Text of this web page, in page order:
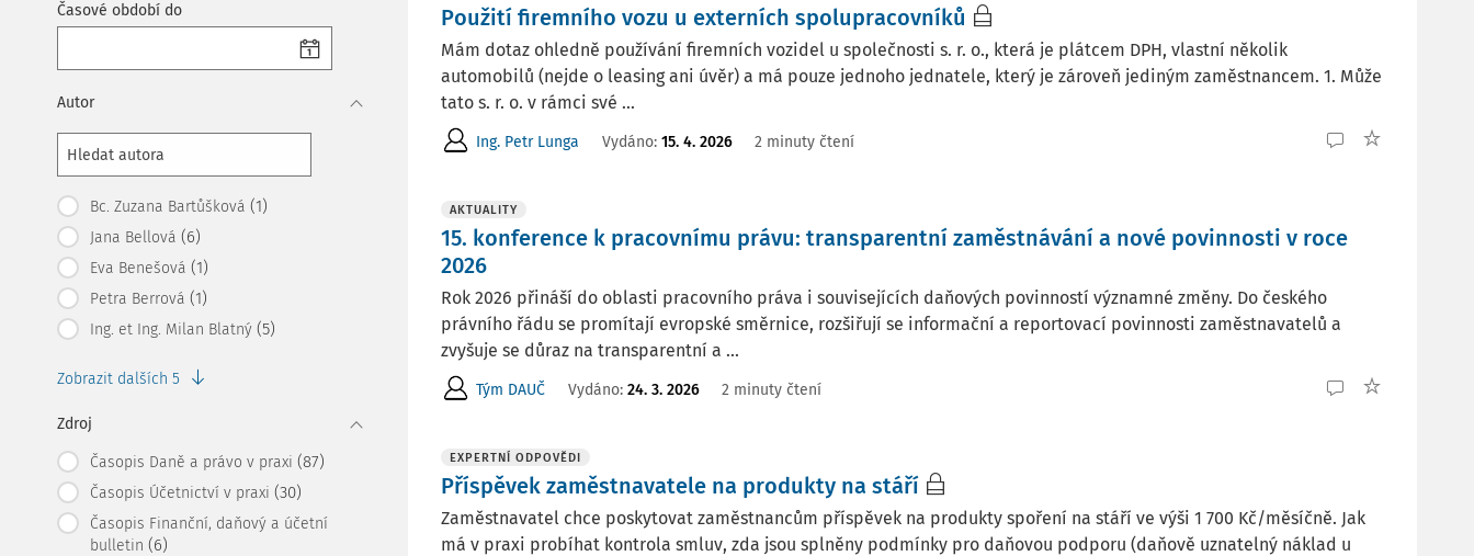
Časové období do
Autor
Bc. Zuzana Bartůšková (1)
Jana Bellová (6)
Eva Benešová (1)
Petra Berrová (1)
Ing. et Ing. Milan Blatný (5)
Zobrazit dalších 5
Zdroj
Časopis Daně a právo v praxi (87)
Časopis Účetnictví v praxi (30)
Časopis Finanční, daňový a účetní
bulletin (6)
Použití firemního vozu u externích spolupracovníků
Mám dotaz ohledně používání firemních vozidel u společnosti s. r. o., která je plátcem DPH, vlastní několik
automobilů (nejde o leasing ani úvěr) a má pouze jednoho jednatele, který je zároveň jediným zaměstnancem. 1. Může
tato s. r. o. v rámci své ...
Ing. Petr Lunga Vydáno: 15. 4. 2026 2 minuty čtení
AKTUALITY
15. konference k pracovnímu právu: transparentní zaměstnávání a nové povinnosti v roce
2026
Rok 2026 přináší do oblasti pracovního práva i souvisejících daňových povinností významné změny. Do českého
právního řádu se promítají evropské směrnice, rozšiřují se informační a reportovací povinnosti zaměstnavatelů a
zvyšuje se důraz na transparentní a ...
Tým DAUČ Vydáno: 24. 3. 2026 2 minuty čtení
EXPERTNÍ ODPOVĚDI
Příspěvek zaměstnavatele na produkty na stáří
Zaměstnavatel chce poskytovat zaměstnancům příspěvek na produkty spoření na stáří ve výši 1 700 Kč/měsíčně. Jak
má v praxi probíhat kontrola smluv, zda jsou splněny podmínky pro daňovou podporu (daňově uznatelný náklad u